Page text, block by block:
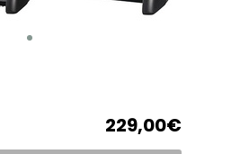
229,00€